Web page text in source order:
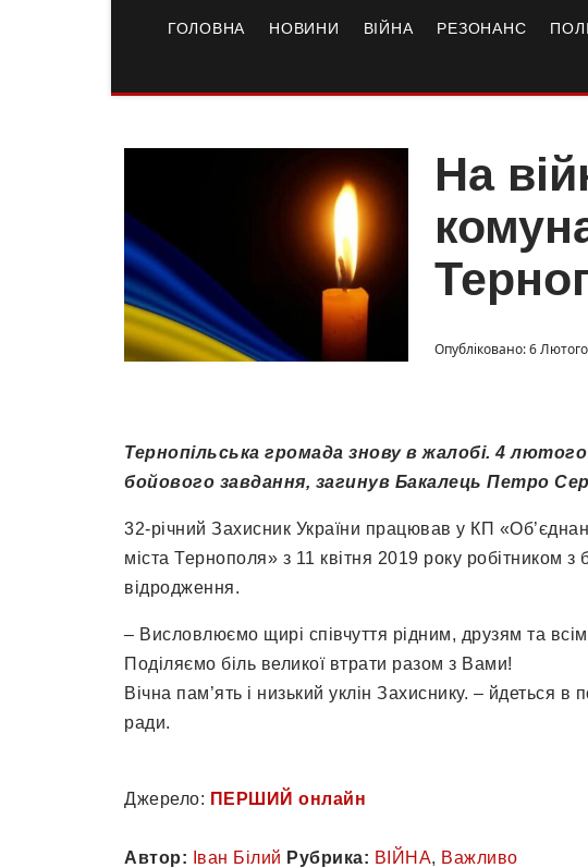
ГОЛОВНА НОВИНИ ВІЙНА РЕЗОНАНС
На
Опубліковано: 6
Тернопільська громада знову в жалобі. 4
бойового завдання, загинув Бакалець Петро
32-річний Захисник України працював у КП
міста Тернополя» з 11 квітня 2019 року робітником
відродження.
– Висловлюємо щирі співчуття рідним, друзям та
Поділяємо біль великої втрати разом з Вами!
Вічна пам’ять і низький уклін Захиснику. – йдеться в
ради.
Джерело: ПЕРШИЙ онлайн
Автор: Іван Білий Рубрика: ВІЙНА, Важливо